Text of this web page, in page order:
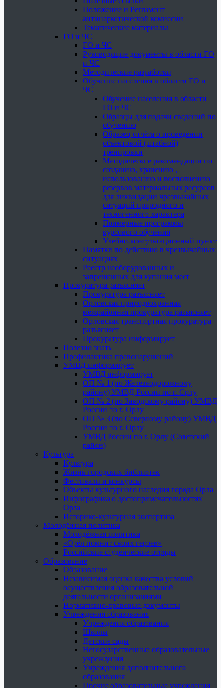
Положение и Регламент
антинаркотической комиссии
Тематические материалы
ГО и ЧС
ГО и ЧС
Руководящие документы в области ГО
и ЧС
Методические разработки
Обучение населения в области ГО и
ЧС
Обучение населения в области
ГО и ЧС
Образцы для подачи сведений по
обучению
Образец отчёта о проведении
объектовой (штабной)
тренировки
Методические рекомендации по
созданию, хранению ,
использованию и восполнению
резервов материальных ресурсов
для ликвидации чрезвычайных
ситуаций природного и
техногенного характера
Примерные программы
курсового обучения
Учебно-консультационный пункт
Памятки по действию в чрезвычайных
ситуациях
Реестр необорудованных и
запрещенных для купания мест
Прокуратура разъясняет
Прокуратура разъясняет
Орловская природоохранная
межрайонная прокуратура разъясняет
Орловская транспортная прокуратура
разъясняет
Прокуратура информирует
Полезно знать
Профилактика правонарушений
УМВД информирует
УМВД информирует
ОП № 1 (по Железнодорожному
району) УМВД России по г. Орлу
ОП № 2 (по Заводскому району) УМВД
России по г. Орлу
ОП № 3 (по Северному району) УМВД
России по г. Орлу
УМВД России по г. Орлу (Советский
район)
Культура
Культура
Жизнь городских библиотек
Фестивали и конкурсы
Объекты культурного наследия города Орла
Инфографика о достопримечательностях
Орла
Историко-культурная экспертиза
Молодёжная политика
Молодёжная политика
«Орёл помнит своих героев»
Российские студенческие отряды
Образование
Образование
Независимая оценка качества условий
осуществления образовательной
деятельности организациями
Нормативно-правовые документы
Учреждения образования
Учреждения образования
Школы
Детские сады
Негосударственные образовательные
учреждения
Учреждения дополнительного
образования
Прочие образовательные учреждения